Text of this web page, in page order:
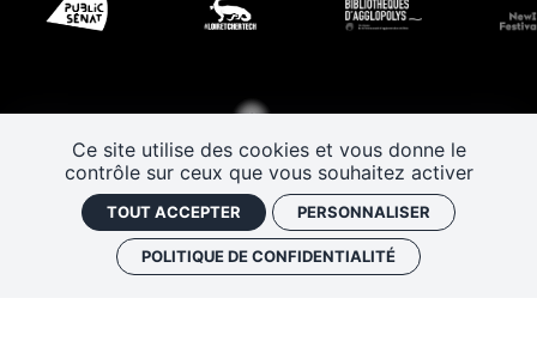
Ce site utilise des cookies et vous donne le
contrôle sur ceux que vous souhaitez activer
TOUT ACCEPTER PERSONNALISER
POLITIQUE DE CONFIDENTIALITÉ
Les Rendez-vous de l’histoire